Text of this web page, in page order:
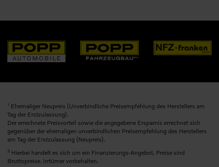
1 Ehemaliger Neupreis (Unverbindliche Preisempfehlung des Herstellers am
Tag der Erstzulassung).
Der errechnete Preisvorteil sowie die angegebene Ersparnis errechnet sich
gegenüber der ehemaligen unverbindlichen Preisempfehlung des Herstellers
am Tag der Erstzulassung (Neupreis).
2 Hierbei handelt es sich um ein Finanzierungs-Angebot. Preise sind
Bruttopreise. Irrtümer vorbehalten.